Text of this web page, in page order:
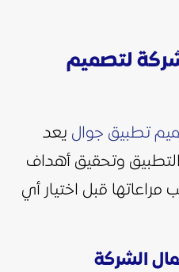
لتصميم
تطبيق جوال يعد
وتحقيق أهداف
قبل اختيار أي